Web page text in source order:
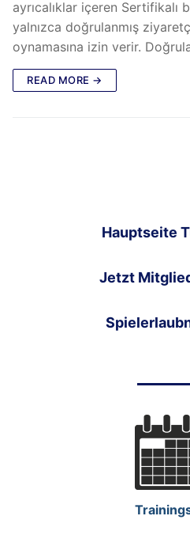
ayrıcalıklar içeren Sertifikalı
yalnızca doğrulanmış
oynamasına izin verir.
READ MORE →
Hauptseite
Jetzt